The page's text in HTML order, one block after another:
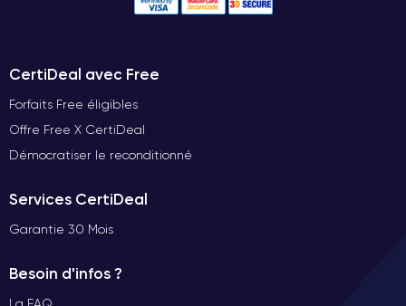
CertiDeal avec Free
Forfaits Free éligibles
Offre Free X CertiDeal
Démocratiser le reconditionné
Services CertiDeal
Garantie 30 Mois
Besoin d'infos ?
La FAQ